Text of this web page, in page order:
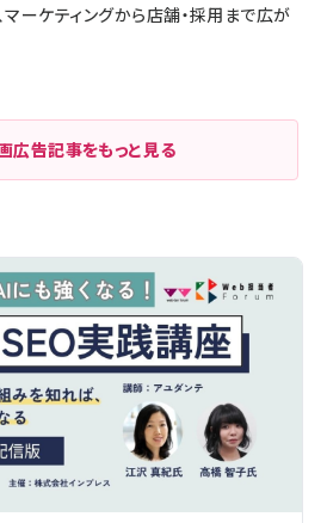
マーケティングから店舗・採用まで広が
広告記事をもっと見る